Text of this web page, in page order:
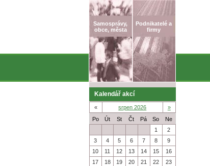
Samosprávy,
obce, města
Podnikatelé a
firmy
Kalendář akcí
« srpen 2026
»
Po
Út St Čt Pá So
Ne
1
2
3
4 5 6 7 8
9
10
11 12 13 14 15
16
17
18 19 20 21 22
23